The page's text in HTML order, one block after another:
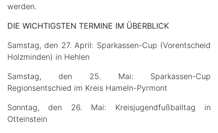
werden.
DIE WICHTIGSTEN TERMINE IM ÜBERBLICK
Samstag, den 27. April: Sparkassen-Cup (Vorentscheid
Holzminden) in Hehlen
Samstag, den 25. Mai: Sparkassen-Cup
Regionsentschied im Kreis Hameln-Pyrmont
Sonntag, den 26. Mai: Kreisjugendfußballtag in
Otteinstein